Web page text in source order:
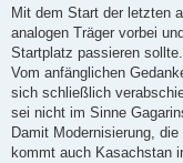
a
g
Mit dem Start der letzten
analogen Träger vorbei
Startplatz passieren sollte.
Vom anfänglichen
sich schließlich
sei nicht im Sinne
Damit Modernisierung,
kommt auch Kasachstan